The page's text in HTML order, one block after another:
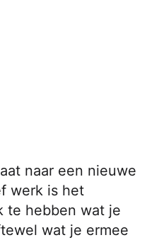
naar een nieuwe
werk is het
te hebben wat je
wat je ermee